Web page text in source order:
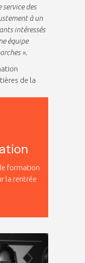
service des
à un
intéressés
équipe
».
de la
formation
la rentrée